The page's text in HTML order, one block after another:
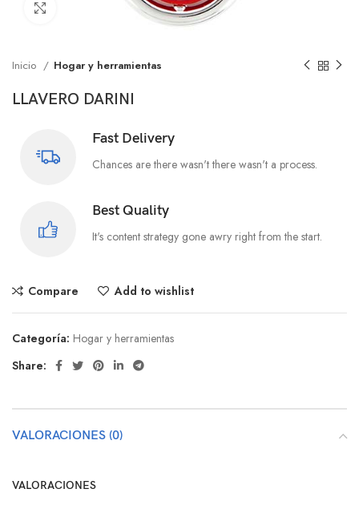
Click to enlarge
Inicio Hogar y herramientas
LLAVERO DARINI
Fast Delivery
Chances are there wasn't there wasn't a process.
Best Quality
It's content strategy gone awry right from the start.
Compare Add to wishlist
Categoría: Hogar y herramientas
Share:
VALORACIONES (0)
VALORACIONES